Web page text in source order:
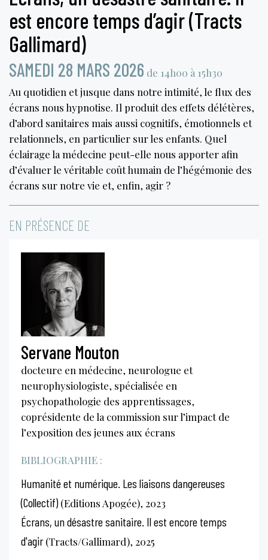
est encore temps d’agir (Tracts
Gallimard)
SAMEDI 28 MARS 2026 de 14h00 à 15h30
Au quotidien et jusque dans notre intimité, le flux des
écrans nous hypnotise. Il produit des effets délétères,
d’abord sanitaires mais aussi cognitifs, émotionnels et
relationnels, en particulier sur les enfants. Quel
éclairage la médecine peut-elle nous apporter afin
d’évaluer le véritable coût humain de l’hégémonie des
écrans sur notre vie et, enfin, agir ?
EN PRÉSENCE DE
Servane Mouton
docteure en médecine, neurologue et
neurophysiologiste, spécialisée en
psychopathologie des apprentissages,
coprésidente de la commission sur l’impact de
l’exposition des jeunes aux écrans
BIBLIOGRAPHIE :
Humanité et numérique. Les liaisons dangereuses
(Collectif)(Editions Apogée), 2023
Écrans, un désastre sanitaire. Il est encore temps
d'agir (Tracts/Gallimard), 2025